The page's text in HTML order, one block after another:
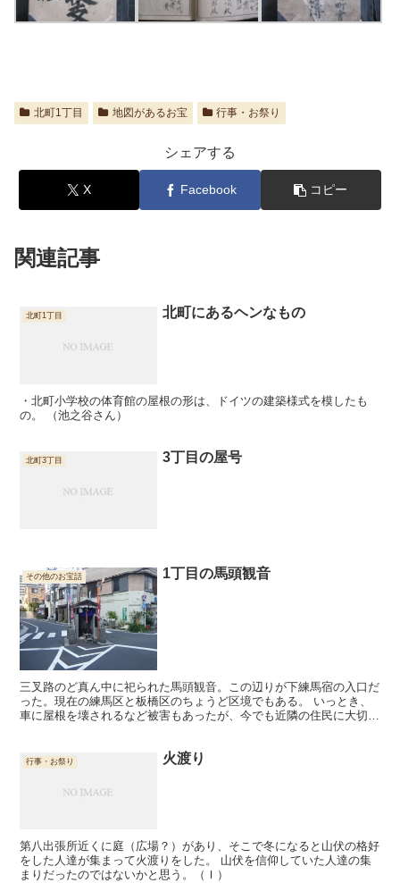
北町1丁目 地図があるお宝 行事・お祭り
シェアする
X Facebook コピー
関連記事
北町1丁目 北町にあるヘンなもの
・北町小学校の体育館の屋根の形は、ドイツの建築様式を模したも
の。 （池之谷さん）
北町3丁目 3丁目の屋号
その他のお宝話 1丁目の馬頭観音
三叉路のど真ん中に祀られた馬頭観音。この辺りが下練馬宿の入口だ
った。現在の練馬区と板橋区のちょうど区境でもある。 いっとき、
車に屋根を壊されるなど被害もあったが、今でも近隣の住民に大切に
行事・お祭り 火渡り
第八出張所近くに庭（広場？）があり、そこで冬になると山伏の格好
をした人達が集まって火渡りをした。 山伏を信仰していた人達の集
まりだったのではないかと思う。（Ｉ）